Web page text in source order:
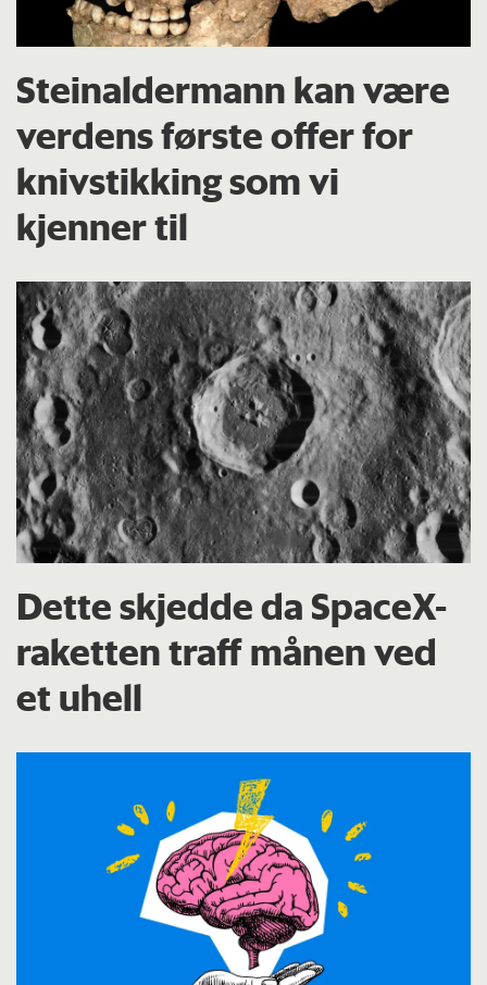
Steinaldermann kan være
verdens første offer for
knivstikking som vi
kjenner til
Dette skjedde da SpaceX-
raketten traff månen ved
et uhell